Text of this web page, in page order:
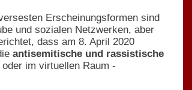
Erscheinungsformen sind
und sozialen Netzwerken, aber
dass am 8. April 2020
antisemitische und rassistische
im virtuellen Raum -